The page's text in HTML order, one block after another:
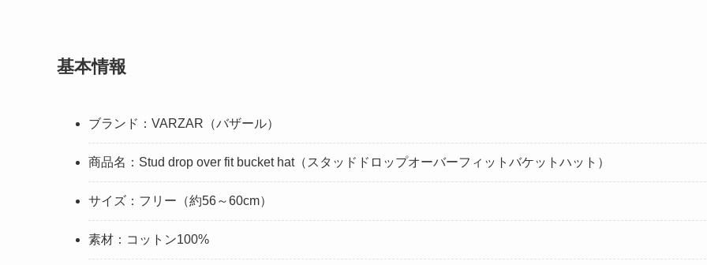
基本情報
ブランド：VARZAR（バザール）
商品名：Stud drop over fit bucket hat（スタッドドロップオーバーフィットバケットハット）
サイズ：フリー（約56～60cm）
素材：コットン100%